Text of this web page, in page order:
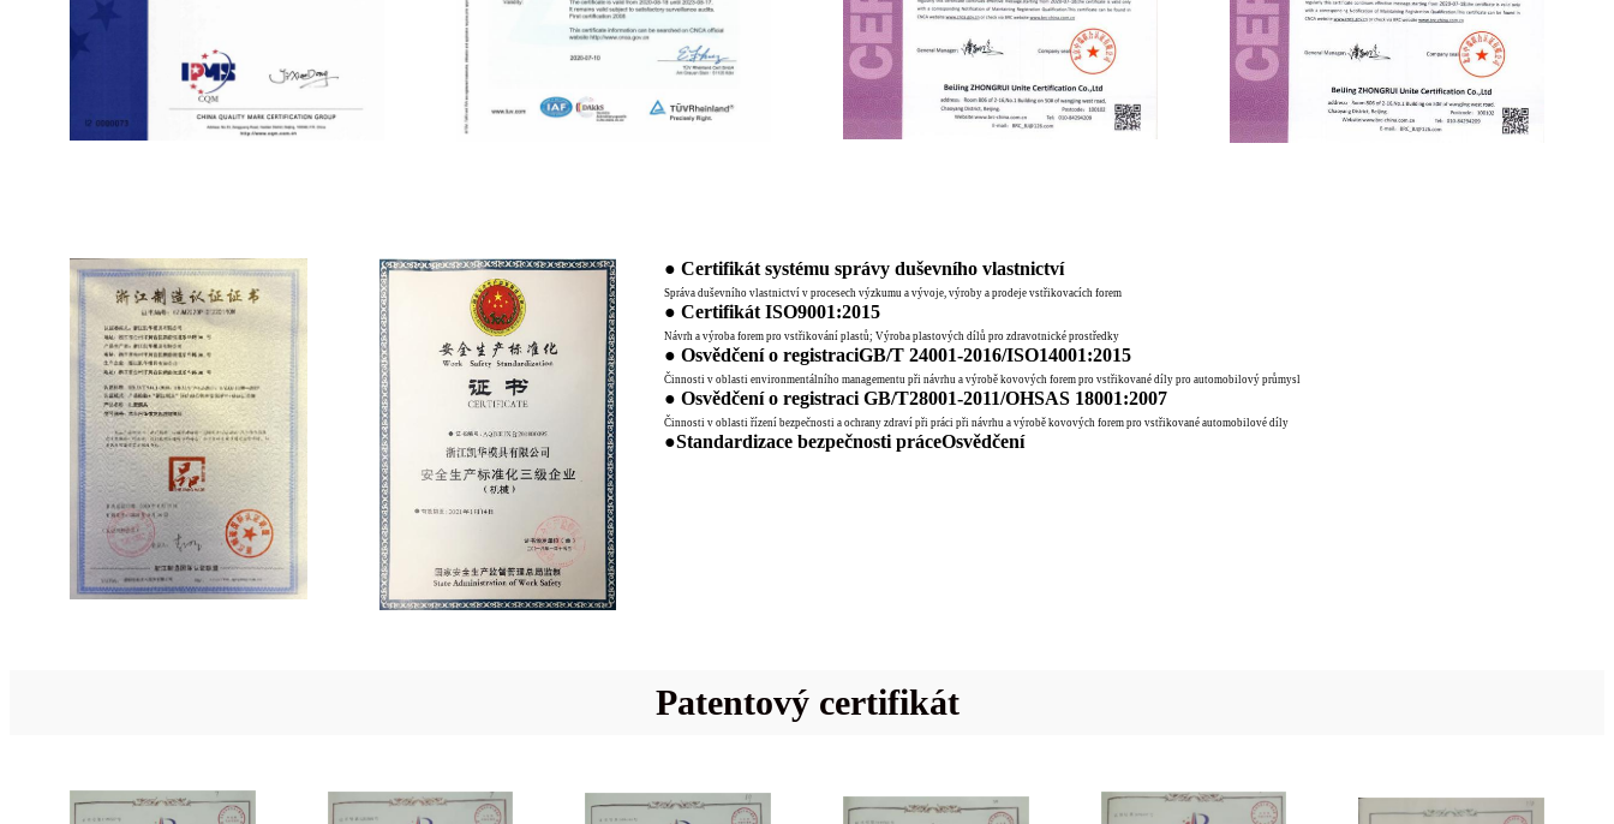
● Certifikát systému správy duševního vlastnictví
Správa duševního vlastnictví v procesech výzkumu a vývoje, výroby a prodeje vstřikovacích forem
● Certifikát ISO9001:2015
Návrh a výroba forem pro vstřikování plastů; Výroba plastových dílů pro zdravotnické prostředky
● Osvědčení o registraciGB/T 24001-2016/ISO14001:2015
Činnosti v oblasti environmentálního managementu při návrhu a výrobě kovových forem pro vstřikované díly pro automobilový průmysl
● Osvědčení o registraci GB/T28001-2011/OHSAS 18001:2007
Činnosti v oblasti řízení bezpečnosti a ochrany zdraví při práci při návrhu a výrobě kovových forem pro vstřikované automobilové díly
●Standardizace bezpečnosti práceOsvědčení
Patentový certifikát